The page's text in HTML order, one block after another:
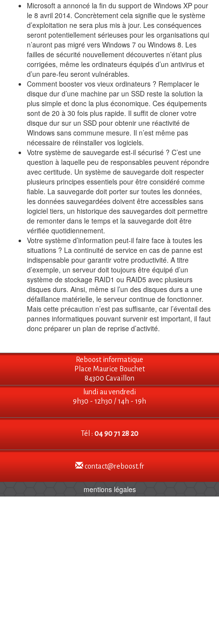
Microsoft a annoncé la fin du support de Windows XP pour
le 8 avril 2014. Concrètement cela signifie que le système
d’exploitation ne sera plus mis à jour. Les conséquences
seront potentiellement sérieuses pour les organisations qui
n’auront pas migré vers Windows 7 ou Windows 8. Les
failles de sécurité nouvellement découvertes n’étant plus
corrigées, même les ordinateurs équipés d’un antivirus et
d’un pare-feu seront vulnérables.
Comment booster vos vieux ordinateurs ? Remplacer le
disque dur d’une machine par un SSD reste la solution la
plus simple et donc la plus économique. Ces équipements
sont de 20 à 30 fois plus rapide. Il suffit de cloner votre
disque dur sur un SSD pour obtenir une réactivité de
Windows sans commune mesure. Il n’est même pas
nécessaire de réinstaller vos logiciels.
Votre système de sauvegarde est-il sécurisé ? C’est une
question à laquelle peu de responsables peuvent répondre
avec certitude. Un système de sauvegarde doit respecter
plusieurs principes essentiels pour être considéré comme
fiable. La sauvegarde doit porter sur toutes les données,
les données sauvegardées doivent être accessibles sans
logiciel tiers, un historique des sauvegardes doit permettre
de remonter dans le temps et la sauvegarde doit être
vérifiée quotidiennement.
Votre système d’information peut-il faire face à toutes les
situations ? La continuité de service en cas de panne est
indispensable pour garantir votre productivité. A titre
d’exemple, un serveur doit toujours être équipé d’un
système de stockage RAID1 ou RAID5 avec plusieurs
disques durs. Ainsi, même si l’un des disques durs a une
défaillance matérielle, le serveur continue de fonctionner.
Mais cette précaution n’est pas suffisante, car l’éventail des
pannes informatiques pouvant survenir est important, il faut
donc préparer un plan de reprise d’activité.
Reboost informatique
Place Maurice Bouchet
84300 Cavaillon
lundi au vendredi
9h30 - 12h30 / 14h - 19h
Tél : 04 90 71 28 20
contact@reboost.fr
mentions légales